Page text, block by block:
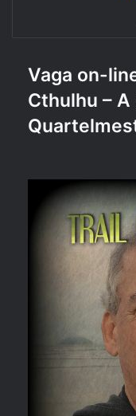
k
Vaga on-
Cthulhu –